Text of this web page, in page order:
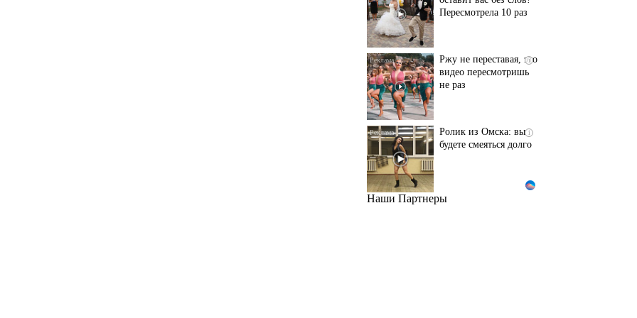
Пересмотрела 10 раз
i
Ржу не переставая, это
видео пересмотришь
не раз
i
Ролик из Омска: вы
будете смеяться долго
"Потеряли стыд в
Наши Партнеры